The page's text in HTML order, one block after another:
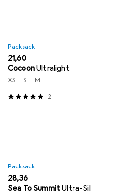
Packsack
EUR
21,60
CocoonUltralight
XS S M
2
Packsack
EUR
28,36
Sea To SummitUltra-Sil